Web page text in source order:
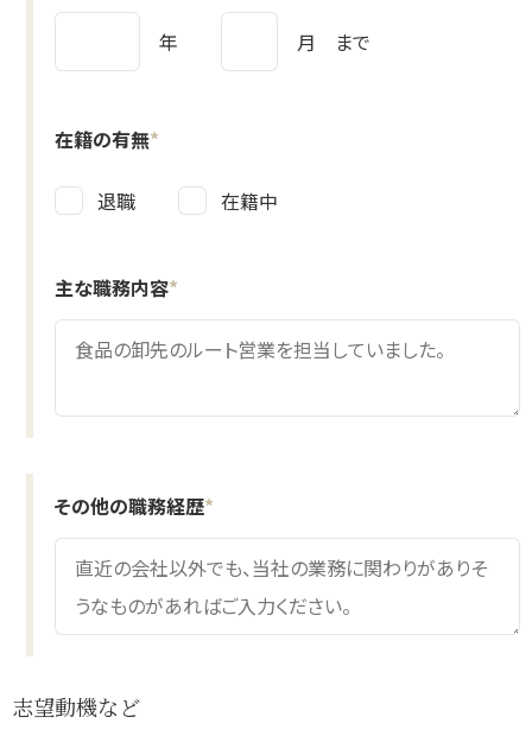
年 月 まで
在籍の有無*
退職 在籍中
主な職務内容*
その他の職務経歴*
志望動機など